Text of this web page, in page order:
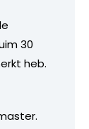
30
heb.